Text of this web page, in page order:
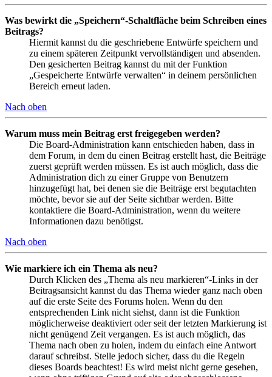
Was bewirkt die „Speichern“-Schaltfläche beim Schreiben eines
Beitrags?
Hiermit kannst du die geschriebene Entwürfe speichern und
zu einem späteren Zeitpunkt vervollständigen und absenden.
Den gesicherten Beitrag kannst du mit der Funktion
„Gespeicherte Entwürfe verwalten“ in deinem persönlichen
Bereich erneut laden.
Nach oben
Warum muss mein Beitrag erst freigegeben werden?
Die Board-Administration kann entschieden haben, dass in
dem Forum, in dem du einen Beitrag erstellt hast, die Beiträge
zuerst geprüft werden müssen. Es ist auch möglich, dass die
Administration dich zu einer Gruppe von Benutzern
hinzugefügt hat, bei denen sie die Beiträge erst begutachten
möchte, bevor sie auf der Seite sichtbar werden. Bitte
kontaktiere die Board-Administration, wenn du weitere
Informationen dazu benötigst.
Nach oben
Wie markiere ich ein Thema als neu?
Durch Klicken des „Thema als neu markieren“-Links in der
Beitragsansicht kannst du das Thema wieder ganz nach oben
auf die erste Seite des Forums holen. Wenn du den
entsprechenden Link nicht siehst, dann ist die Funktion
möglicherweise deaktiviert oder seit der letzten Markierung ist
nicht genügend Zeit vergangen. Es ist auch möglich, das
Thema nach oben zu holen, indem du einfach eine Antwort
darauf schreibst. Stelle jedoch sicher, dass du die Regeln
dieses Boards beachtest! Es wird meist nicht gerne gesehen,